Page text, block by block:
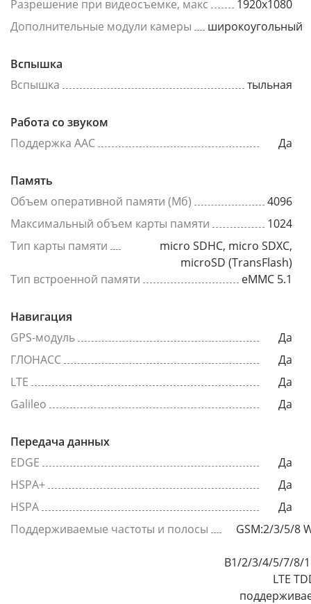
Разрешение при видеосъемке, макс
1920x1080
Дополнительные модули камеры
широкоугольный
Вспышка
Вспышка
тыльная
Работа со звуком
Поддержка AAC
Да
Память
Объем оперативной памяти (Мб)
4096
Максимальный объем карты памяти
1024
Тип карты памяти
micro SDHC, micro SDXC,
microSD (TransFlash)
Тип встроенной памяти
eMMC 5.1
Навигация
GPS-модуль
Да
ГЛОНАСС
Да
LTE
Да
Galileo
Да
Передача данных
EDGE
Да
HSPA+
Да
HSPA
Да
Поддерживаемые частоты и полосы
GSM:2/3/5/8
B1/2/3/4/5/7/8/
LTE